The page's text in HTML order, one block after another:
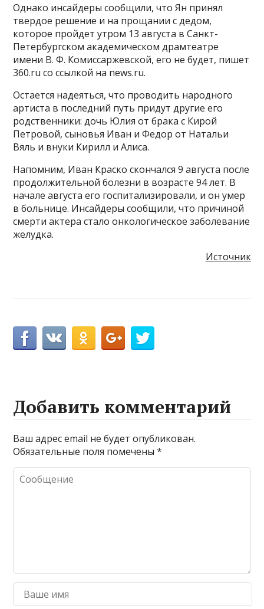
Однако инсайдеры сообщили, что Ян принял
твердое решение и на прощании с дедом,
которое пройдет утром 13 августа в Санкт-
Петербургском академическом драмтеатре
имени В. Ф. Комиссаржевской, его не будет, пишет
360.ru со ссылкой на news.ru.
Остается надеяться, что проводить народного
артиста в последний путь придут другие его
родственники: дочь Юлия от брака с Кирой
Петровой, сыновья Иван и Федор от Натальи
Вяль и внуки Кирилл и Алиса.
Напомним, Иван Краско скончался 9 августа после
продолжительной болезни в возрасте 94 лет. В
начале августа его госпитализировали, и он умер
в больнице. Инсайдеры сообщили, что причиной
смерти актера стало онкологическое заболевание
желудка.
Источник
Добавить комментарий
Ваш адрес email не будет опубликован.
Обязательные поля помечены*